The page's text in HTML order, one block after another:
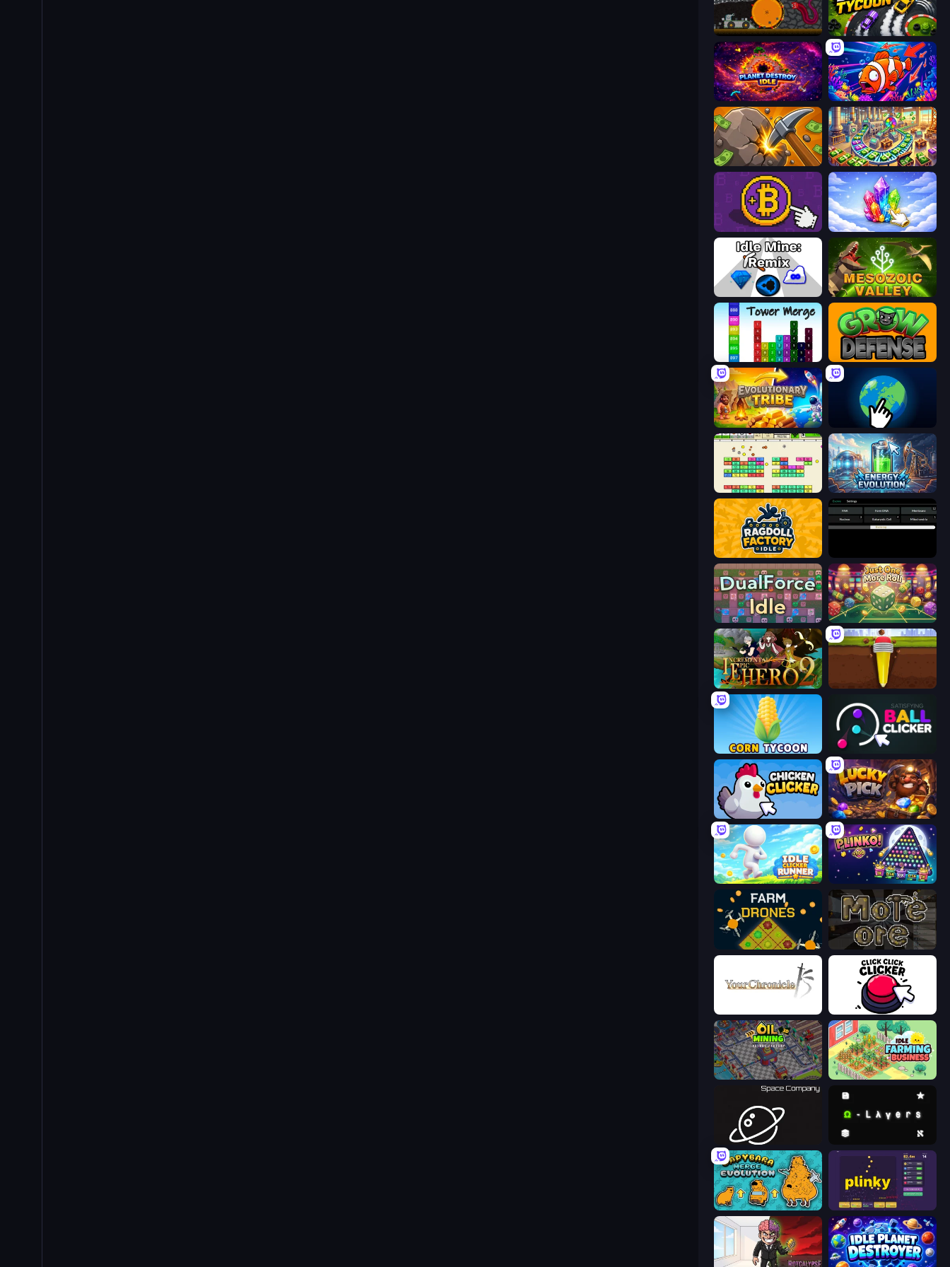
Mystery Digger Drift Tycoon
Planet Destroy Idle Fish Catch Idle
Mine Clicker Money Factory: Tycoon Idle Game
Money Maker Crystalia Idle Clicker
Idle Mine: Remix Cell to Singularity: Mesozoic Valley
Tower Merge Grow Defense
Evolutionary Tribe Planet Clicker 2
Idle Breakout Energy Evolution
Ragdoll Factory Idle
DualForce Idle Just One More Roll
Incremental Epic Hero 2 Pen Dig
Corn Tycoon Satisfying Ball Clicker
Chicken Clicker Lucky Pick
Idle Clicker Runner PLINKO!
Farm Drones More Ore
Click Click Clicker
Oil Mining 3D: Petrol Factory Idle Farming Business
Space Company Omega Layers
Capybara Merge Evolution Plinky